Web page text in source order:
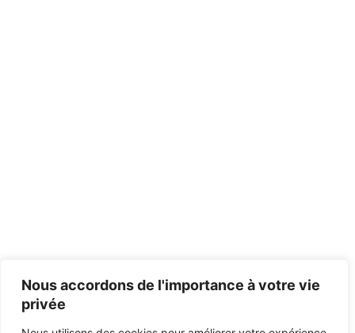
Nous accordons de l'importance à votre vie
privée